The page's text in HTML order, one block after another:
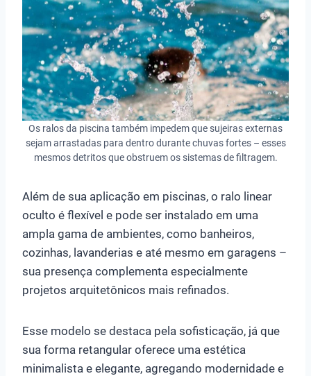
Os ralos da piscina também impedem que sujeiras externas
sejam arrastadas para dentro durante chuvas fortes – esses
mesmos detritos que obstruem os sistemas de filtragem.
Além de sua aplicação em piscinas, o ralo linear
oculto é flexível e pode ser instalado em uma
ampla gama de ambientes, como banheiros,
cozinhas, lavanderias e até mesmo em garagens –
sua presença complementa especialmente
projetos arquitetônicos mais refinados.
Esse modelo se destaca pela sofisticação, já que
sua forma retangular oferece uma estética
minimalista e elegante, agregando modernidade e